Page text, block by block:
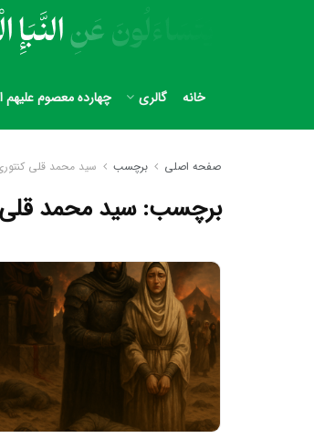
خانه گالری چهارده معصوم علیهم
صفحه اصلی برچسب سید محمد قلی
برچسب:سید محمد